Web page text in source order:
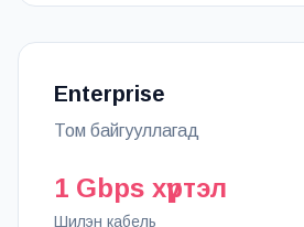
Enterprise
Том байгууллагад
1 Gbps хүртэл
Шилэн кабель